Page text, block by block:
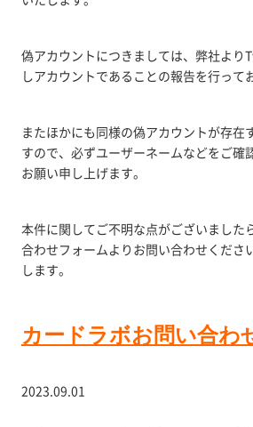
偽アカウントにつきましては、弊社より
しアカウントであることの報告を行って
またほかにも同様の偽アカウントが存在
すので、必ずユーザーネームなどをご確
お願い申し上げます。
本件に関してご不明な点がございました
合わせフォームよりお問い合わせくださ
します。
カードラボお問い合わ
2023.09.01